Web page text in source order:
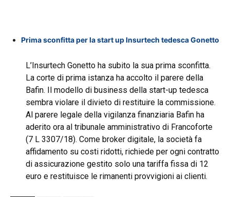
Prima sconfitta per la start up Insurtech tedesca Gonetto
L’Insurtech Gonetto ha subito la sua prima sconfitta.
La corte di prima istanza ha accolto il parere della
Bafin. Il modello di business della start-up tedesca
sembra violare il divieto di restituire la commissione.
Al parere legale della vigilanza finanziaria Bafin ha
aderito ora al tribunale amministrativo di Francoforte
(7 L 3307/18). Come broker digitale, la società fa
affidamento su costi ridotti, richiede per ogni contratto
di assicurazione gestito solo una tariffa fissa di 12
euro e restituisce le rimanenti provvigioni ai clienti.